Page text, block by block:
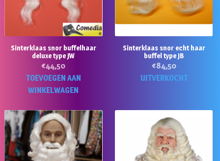
Sinterklaas snor buffelhaar
deluxe type JW
€44,50
TOEVOEGEN AAN
WINKELWAGEN
Sinterklaas snor echt haar
buffel type JB
€84,50
UITVERKOCHT